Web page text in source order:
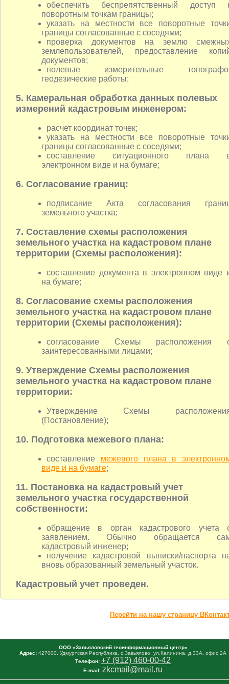
обеспечить беспрепятственный доступ
поворотным точкам границы;
указать на местности все поворотные
границы согласованные с соседями;
проверка документов на землю
землепользователей, предоставление
документов;
полевые измерительные
геодезические работы;
5. Камеральная обработка данных полевых
измерений кадастровым инженером:
расчет координат точек;
указать на местности все поворотные
границы согласованные с соседями;
составление ситуационного плана
электронном виде и на бумаге;
6. Согласование границ:
подписание Акта согласования
земельного участка;
7. Составление схемы расположения
земельного участка на кадастровом плане
территории (Схемы расположения):
составление документа в электронном виде
на бумаге;
8. Согласование схемы расположения
земельного участка на кадастровом плане
территории (Схемы расположения):
согласование Схемы расположения
заинтересованными лицами;
9. Утверждение Схемы расположения
земельного участка на кадастровом плане
территории:
Утверждение Схемы
(Постановление);
10. Подготовка межевого плана:
составление межевого плана в
виде и на бумаге;
11. Постановка на кадастровый учет
земельного участка государственной
собственности:
обращение в орган кадастрового учета
заявлением. Обычно обращается
кадастровый инженер;
получение кадастровой выписки/паспорта
вновь образованный земельный участок.
Кадастровый учет проведен.
Перейти на нашу страницу
ООО «Завьяловский геоинформационный центр»
Адрес: 427000, Удмуртская Республика, с.Завьялово, ул.Калинина, д.33А, офис 2А
Телефон: +7 (912) 460-00-42
E-mail: zkcmail@mail.ru